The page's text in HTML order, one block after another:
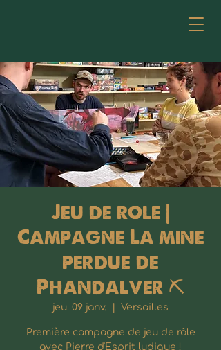
Jeu de role |
Campagne La mine
perdue de
Phandalver ⛏️
jeu. 09 janv. Versailles
Première campagne de jeu de rôle
avec Pierre d'Esprit ludique !